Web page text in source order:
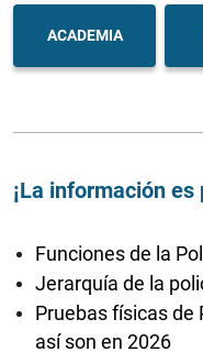
ACADEMIA
¡La información
Funciones de la
Jerarquía de la
Pruebas físicas de
así son en 2026